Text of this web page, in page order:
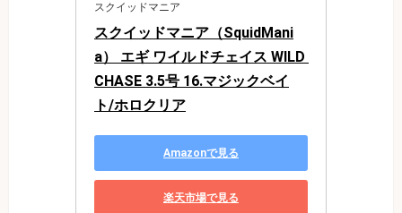
スクイッドマニア
スクイッドマニア（SquidMani
a） エギ ワイルドチェイス WILD
CHASE 3.5号 16.マジックベイ
ト/ホロクリア
Amazonで見る
楽天市場で見る